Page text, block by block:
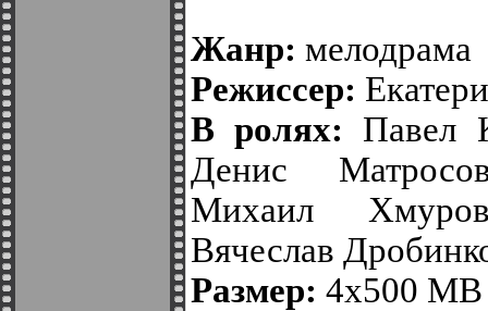
Жанр: мелодрама
Режиссер:
В ролях: Павел
Денис
Михаил
Вячеслав
Размер: 4х500 MB